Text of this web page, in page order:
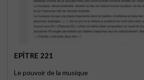
EPÎTRE 221
Le pouvoir de la musique